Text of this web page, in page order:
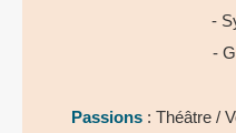
-
-
Passions : Théâtre /